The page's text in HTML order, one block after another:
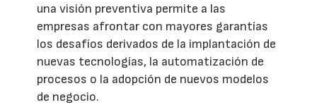
una visión preventiva permite a las
empresas afrontar con mayores garantías
los desafíos derivados de la implantación de
nuevas tecnologías, la automatización de
procesos o la adopción de nuevos modelos
de negocio.